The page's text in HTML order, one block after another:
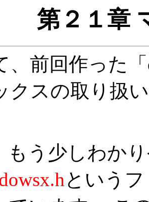
第２１章
、前回作った
クスの取り扱
もう少しわか
という